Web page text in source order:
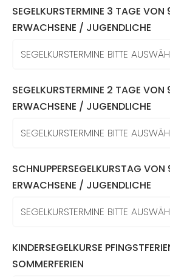
SEGELKURSTERMINE 3 TAGE VON
ERWACHSENE / JUGENDLICHE
SEGELKURSTERMINE 2 TAGE VON
ERWACHSENE / JUGENDLICHE
SCHNUPPERSEGELKURSTAG VON
ERWACHSENE / JUGENDLICHE
KINDERSEGELKURSE
SOMMERFERIEN